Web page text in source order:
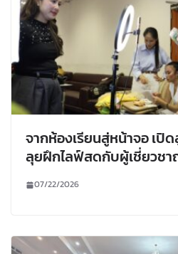
จากห้องเรียนสู่หน้าจอ เปิ
ลุยฝึกไลฟ์สดกับผู้เชี่ยวช
07/22/2026